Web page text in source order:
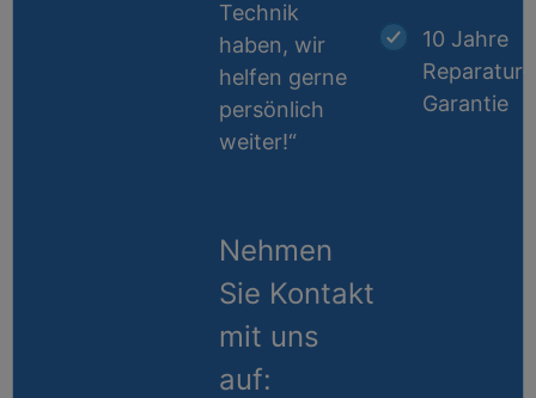
Technik
haben, wir
helfen gerne
persönlich
weiter!“
Nehmen
Sie Kontakt
mit uns
auf:
10 Jahre
Reparatur-
Garantie